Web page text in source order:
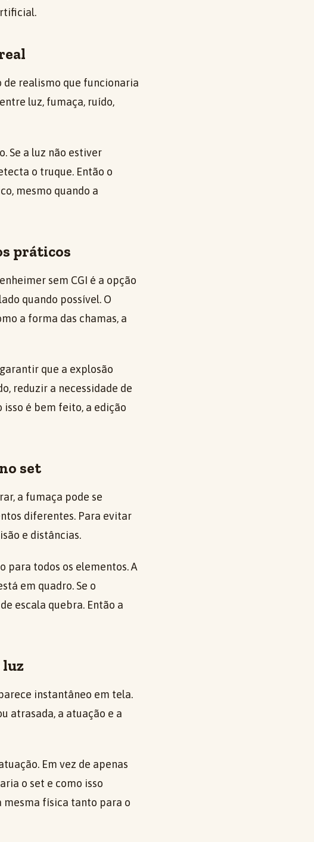
realismo que funcionaria
luz, fumaça, ruído,
Se a luz não estiver
o truque. Então o
mesmo quando a
práticos
sem CGI é a opção
quando possível. O
a forma das chamas, a
que a explosão
reduzir a necessidade de
é bem feito, a edição
set
a fumaça pode se
diferentes. Para evitar
e distâncias.
para todos os elementos. A
em quadro. Se o
escala quebra. Então a
luz
instantâneo em tela.
atrasada, a atuação e a
Em vez de apenas
o set e como isso
física tanto para o